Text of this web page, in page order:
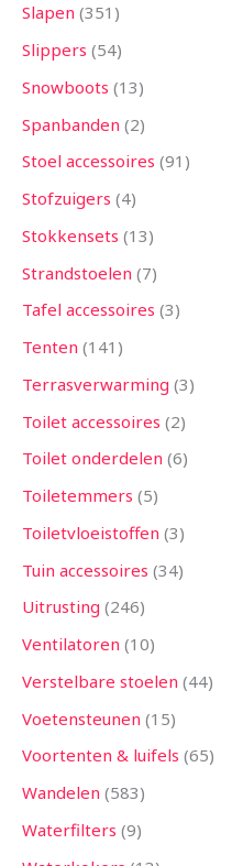
Slapen 351
Slippers 54
Snowboots 13
Spanbanden 2
Stoel accessoires 91
Stofzuigers 4
Stokkensets 13
Strandstoelen 7
Tafel accessoires 3
Tenten 141
Terrasverwarming 3
Toilet accessoires 2
Toilet onderdelen 6
Toiletemmers 5
Toiletvloeistoffen 3
Tuin accessoires 34
Uitrusting 246
Ventilatoren 10
Verstelbare stoelen 44
Voetensteunen 15
Voortenten & luifels 65
Wandelen 583
Waterfilters 9